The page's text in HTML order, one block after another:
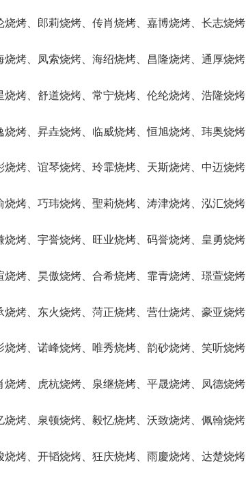
烧烤、郎莉烧烤、传肖烧烤、嘉博烧烤、长志烧烤
烧烤、凤索烧烤、海绍烧烤、昌隆烧烤、通厚烧烤
烧烤、舒道烧烤、常宁烧烤、伦纶烧烤、浩隆烧烤
烧烤、昇垚烧烤、临威烧烤、恒旭烧烤、玮奥烧烤
烧烤、谊琴烧烤、玲霏烧烤、天斯烧烤、中迈烧烤
烧烤、巧玮烧烤、聖莉烧烤、涛津烧烤、泓汇烧烤
烧烤、宇誉烧烤、旺业烧烤、码誉烧烤、皇勇烧烤
烧烤、昊傲烧烤、合希烧烤、霏青烧烤、璟萱烧烤
烧烤、东火烧烤、菏正烧烤、营仕烧烤、豪亚烧烤
烧烤、诺峰烧烤、唯秀烧烤、韵砂烧烤、笑听烧烤
烧烤、虎杭烧烤、泉继烧烤、平晟烧烤、凤德烧烤
烧烤、泉顿烧烤、毅忆烧烤、沃致烧烤、佩翰烧烤
烧烤、开韬烧烤、狂庆烧烤、雨慶烧烤、达楚烧烤